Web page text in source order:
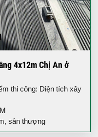
4x12m Chị An ở
thi công: Diện tích xây
sân thượng